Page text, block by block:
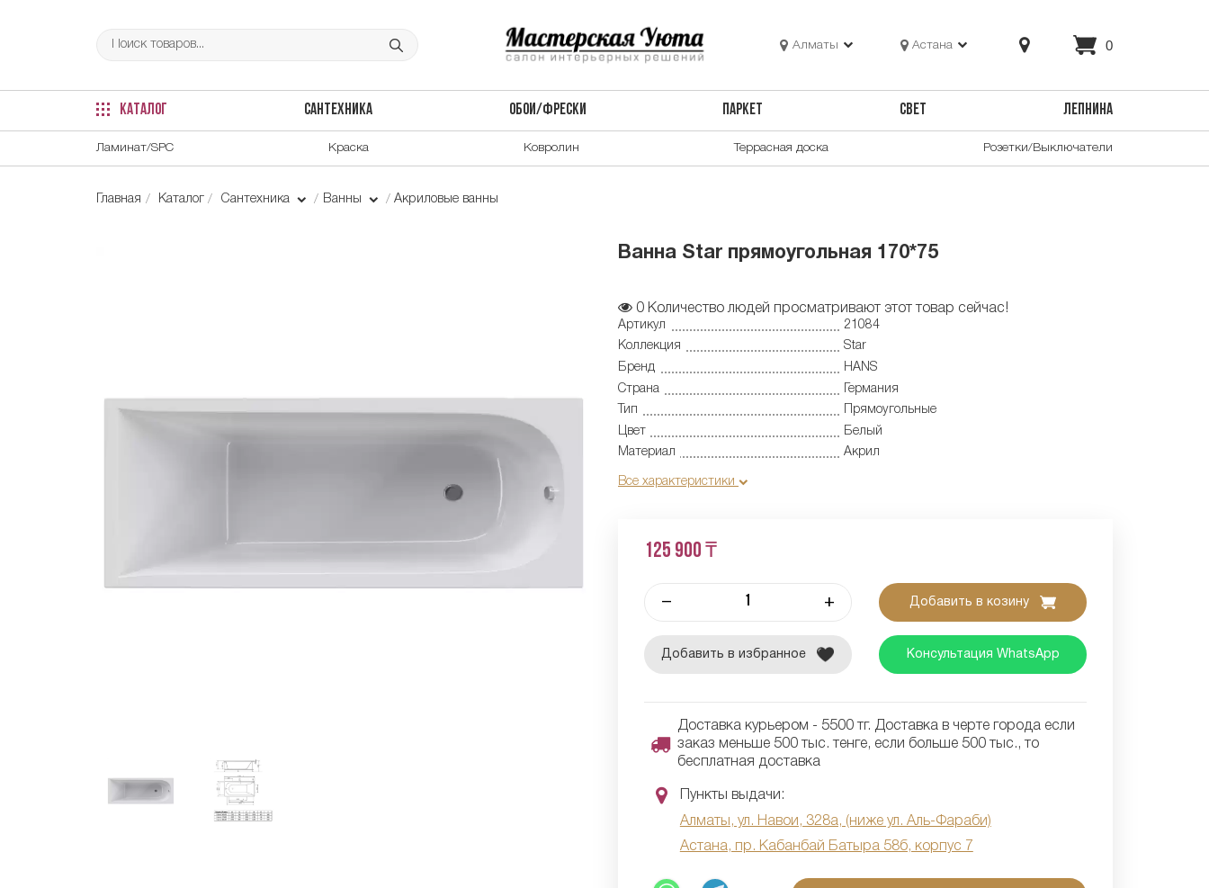
Алматы Астана 0
КАТАЛОГ САНТЕХНИКА ОБОИ/ФРЕСКИ ПАРКЕТ СВЕТ ЛЕПНИНА
Ламинат/SPC Краска Ковролин Террасная доска Розетки/Выключатели
Главная Каталог Сантехника Ванны Акриловые ванны
Ванна Star прямоугольная 170*75
0 Количество людей просматривают этот товар сейчас!
Артикул
21084
Коллекция
Star
Бренд
HANS
Страна
Германия
Тип
Прямоугольные
Цвет
Белый
Материал
Акрил
Все характеристики
125 900 ₸
– + Добавить в козину
Добавить в избранное Консультация WhatsApp
Доставка курьером - 5500 тг. Доставка в черте города если
заказ меньше 500 тыс. тенге, если больше 500 тыс., то
бесплатная доставка
Пункты выдачи:
Алматы, ул. Навои, 328а, (ниже ул. Аль-Фараби)
Астана, пр. Кабанбай Батыра 58б, корпус 7